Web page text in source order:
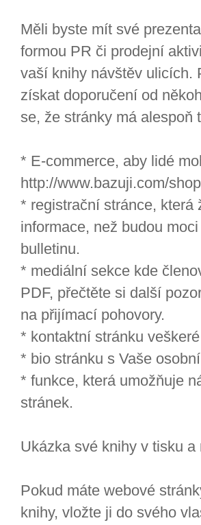
Měli byste mít své
formou PR či prodejní
vaší knihy návštěv ulicích.
získat doporučení od
se, že stránky má alespoň
* E-commerce, aby lidé
http://www.bazuji.com/
* registrační stránce, která
informace, než budou
bulletinu.
* mediální sekce kde
PDF, přečtěte si další
na přijímací pohovory.
* kontaktní stránku
* bio stránku s Vaše
* funkce, která umožňuje
stránek.
Ukázka své knihy v tisku a
Pokud máte webové
knihy, vložte ji do svého